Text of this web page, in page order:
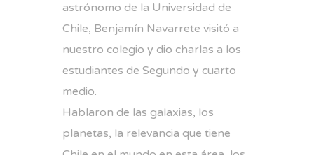
astrónomo de la Universidad de
Chile, Benjamín Navarrete visitó a
nuestro colegio y dio charlas a los
estudiantes de Segundo y cuarto
medio.
Hablaron de las galaxias, los
planetas, la relevancia que tiene